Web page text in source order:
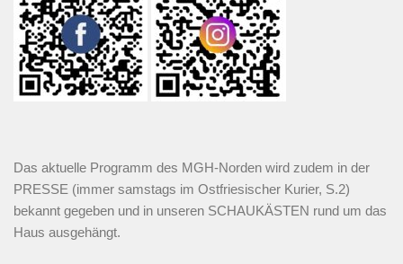
Das aktuelle Programm des MGH-Norden wird zudem in der
PRESSE (immer samstags im Ostfriesischer Kurier, S.2)
bekannt gegeben und in unseren SCHAUKÄSTEN rund um das
Haus ausgehängt.